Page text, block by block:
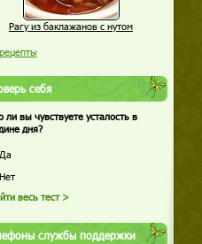
Рагу из баклажанов с нутом
себя
ли вы чувствуете усталость в
дня?
Да
Нет
службы поддержки